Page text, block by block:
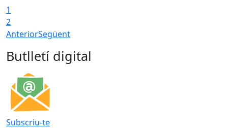
1
2
AnteriorSegüent
Butlletí digital
Subscriu-te